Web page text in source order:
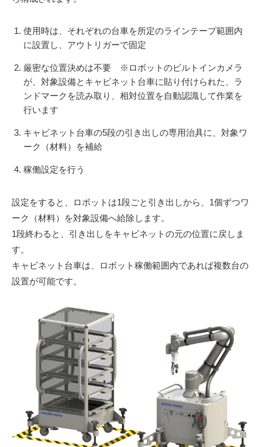
使用時は、それぞれの台車を所定のラインテープ範囲内
に設置し、アウトリガーで固定
厳密な位置決めは不要 ※ロボットのビルトインカメラ
が、対象設備とキャビネット台車に貼り付けられた、ラ
ンドマークを読み取り、相対位置を自動認識して作業を
行います
キャビネット台車の5段の引き出しの専用治具に、対象ワ
ーク（材料）を補給
稼働設定を行う
設定をすると、ロボットは1段ごと引き出しから、1個ずつワ
ーク（材料）を対象設備へ給除します。
1段終わると、引き出しをキャビネットの元の位置に戻しま
す。
キャビネット台車は、ロボット稼働範囲内であれば複数台の
設置が可能です。